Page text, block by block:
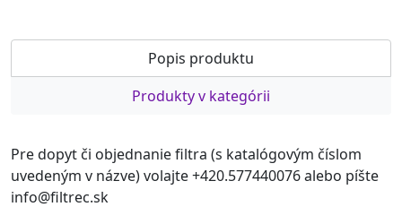
Popis produktu
Produkty v kategórii
Pre dopyt či objednanie filtra (s katalógovým číslom
uvedeným v názve) volajte +420.577440076 alebo píšte
info@filtrec.sk